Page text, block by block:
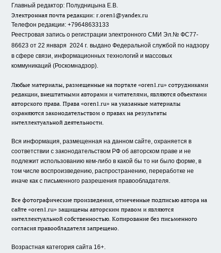
Главный редактор: Полудницына Е.В.
Электронная почта редакции: r.oren1@yandex.ru
Телефон редакции: +79648633133
Реестровая запись о регистрации электронного СМИ Эл.№ ФС77-
86623 от 22 января 2024 г. выдано Федеральной службой по надзору
в сфере связи, информационных технологий и массовых
коммуникаций (Роскомнадзор).
Любые материалы, размещенные на портале «oren1.ru» сотрудниками
редакции, внештатными авторами и читателями, являются объектами
авторского права. Права «oren1.ru» на указанные материалы
охраняются законодательством о правах на результаты
интеллектуальной деятельности.
Вся информация, размещенная на данном сайте, охраняется в
соответствии с законодательством РФ об авторском праве и не
подлежит использованию кем-либо в какой бы то ни было форме, в
том числе воспроизведению, распространению, переработке не
иначе как с письменного разрешения правообладателя.
Все фотографические произведения, отмеченные подписью автора на
сайте «oren1.ru» защищены авторским правом и являются
интеллектуальной собственностью. Копирование без письменного
согласия правообладателя запрещено.
Возрастная категория сайта 16+.